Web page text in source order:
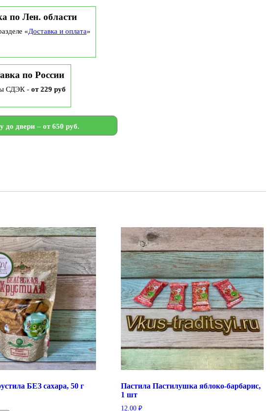
по Лен. области
«Доставка и оплата»
по России
СДЭК - от 229 руб
до двери – от 650 руб.
БЕЗ сахара, 50 г
Пастила Пастилушка яблоко-барбарис,
1 шт
12.00 ₽